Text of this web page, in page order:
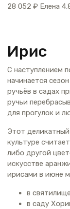
28 052 ₽ Елена
Ирис
С наступлением
начинается
ручьёв в садах
ручьи
для прогулок и
Этот
культуре
либо другой
искусстве
ирисами в июне
в
в саду